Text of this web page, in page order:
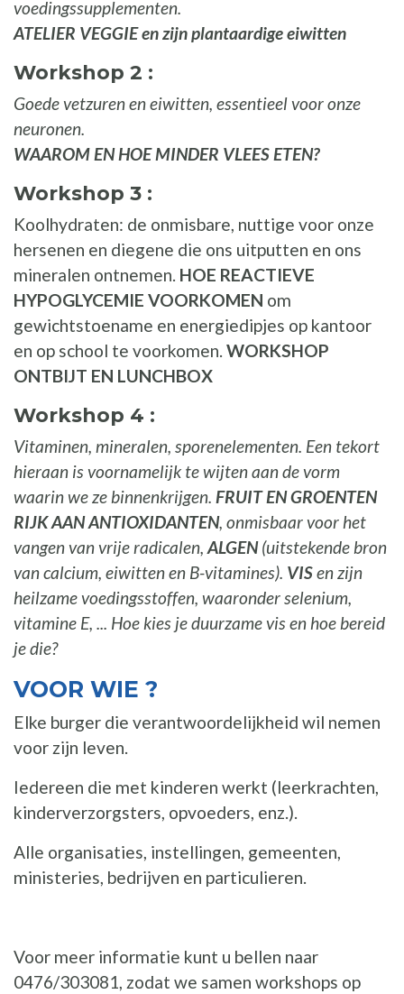
voedingssupplementen.
ATELIER VEGGIE en zijn plantaardige eiwitten
Workshop 2 :
Goede vetzuren en eiwitten, essentieel voor onze
neuronen.
WAAROM EN HOE MINDER VLEES ETEN?
Workshop 3 :
Koolhydraten: de onmisbare, nuttige voor onze
hersenen en diegene die ons uitputten en ons
mineralen ontnemen. HOE REACTIEVE
HYPOGLYCEMIE VOORKOMEN om
gewichtstoename en energiedipjes op kantoor
en op school te voorkomen. WORKSHOP
ONTBIJT EN LUNCHBOX
Workshop 4 :
Vitaminen, mineralen, sporenelementen. Een tekort
hieraan is voornamelijk te wijten aan de vorm
waarin we ze binnenkrijgen. FRUIT EN GROENTEN
RIJK AAN ANTIOXIDANTEN, onmisbaar voor het
vangen van vrije radicalen, ALGEN(uitstekende bron
van calcium, eiwitten en B-vitamines). VISen zijn
heilzame voedingsstoffen, waaronder selenium,
vitamine E, ... Hoe kies je duurzame vis en hoe bereid
je die?
VOOR WIE ?
Elke burger die verantwoordelijkheid wil nemen
voor zijn leven.
Iedereen die met kinderen werkt (leerkrachten,
kinderverzorgsters, opvoeders, enz.).
Alle organisaties, instellingen, gemeenten,
ministeries, bedrijven en particulieren.
Voor meer informatie kunt u bellen naar
0476/303081, zodat we samen workshops op